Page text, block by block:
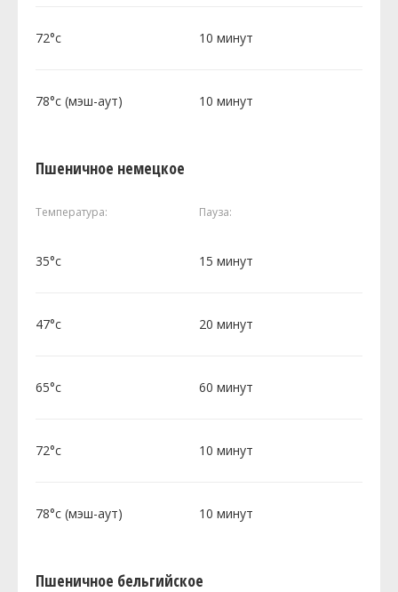
72°c 10 минут
78°c (мэш-аут) 10 минут
Пшеничное немецкое
Температура: Пауза:
35°c 15 минут
47°c 20 минут
65°c 60 минут
72°c 10 минут
78°c (мэш-аут) 10 минут
Пшеничное бельгийское